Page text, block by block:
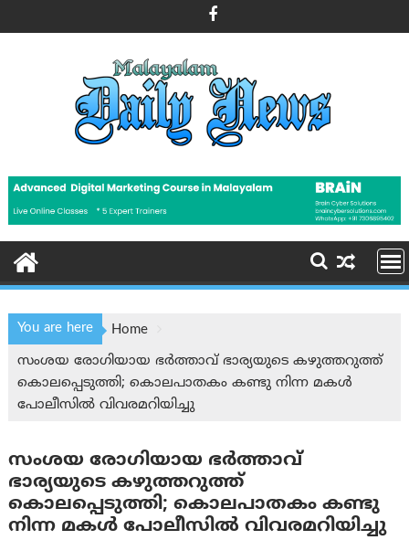
to
You are here
Home
സംശയ രോഗിയായ ഭര്‍ത്താവ് ഭാര്യയുടെ കഴുത്തറുത്ത്
കൊലപ്പെടുത്തി; കൊലപാതകം കണ്ടു നിന്ന മകള്‍
പോലീസില്‍ വിവരമറിയിച്ചു
സംശയ രോഗിയായ ഭര്‍ത്താവ്
ഭാര്യയുടെ കഴുത്തറുത്ത്
കൊലപ്പെടുത്തി; കൊലപാതകം കണ്ടു
നിന്ന മകള്‍ പോലീസില്‍ വിവരമറിയിച്ചു